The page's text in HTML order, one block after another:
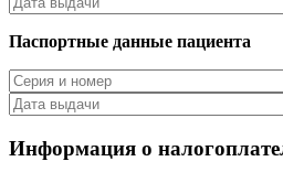
Паспортные данные пациента
Информация о